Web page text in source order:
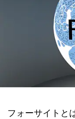
フォーサイトと